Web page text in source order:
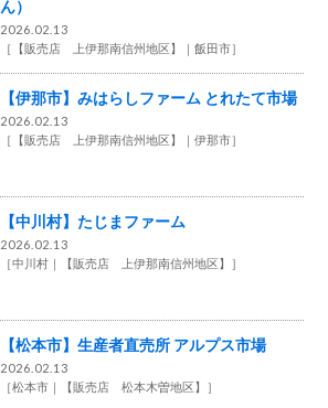
ん）
2026.02.13
［
【販売店 上伊那南信州地区】 飯田市］
【伊那市】みはらしファーム とれたて市場
2026.02.13
［
【販売店 上伊那南信州地区】 伊那市］
【中川村】たじまファーム
2026.02.13
［中川村 【販売店 上伊那南信州地区】 ］
【松本市】生産者直売所 アルプス市場
2026.02.13
［松本市 【販売店 松本木曽地区】 ］